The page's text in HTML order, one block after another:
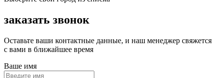
заказать звонок
Оставьте ваши контактные данные, и наш менеджер свяжется
с вами в ближайшее время
Ваше имя